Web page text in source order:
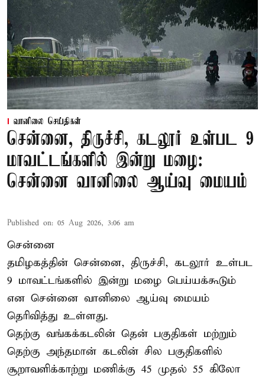
வானிலை செய்திகள்
சென்னை, திருச்சி, கடலூர் உள்பட 9
மாவட்டங்களில் இன்று மழை:
சென்னை வானிலை ஆய்வு மையம்
Published on: 05 Aug 2026, 3:06 am
சென்னை
தமிழகத்தின் சென்னை, திருச்சி, கடலூர் உள்பட
9 மாவட்டங்களில் இன்று மழை பெய்யக்கூடும்
என சென்னை வானிலை ஆய்வு மையம்
தெரிவித்து உள்ளது.
தெற்கு வங்கக்கடலின் தென் பகுதிகள் மற்றும்
தெற்கு அந்தமான் கடலின் சில பகுதிகளில்
சூறாவளிக்காற்று மணிக்கு 45 முதல் 55 கிலோ